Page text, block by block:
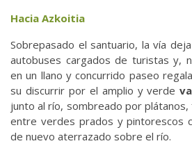
Hacia Azkoitia
Sobrepasado el santuario, la vía
autobuses cargados de turistas y,
en un llano y concurrido paseo
su discurrir por el amplio y verde
junto al río, sombreado por
entre verdes prados y pintorescos
de nuevo aterrazado sobre el río.